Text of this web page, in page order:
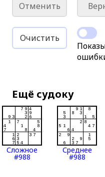
Отменить
Очистить
Ещё судоку
Сложное
#988
Среднее
#988